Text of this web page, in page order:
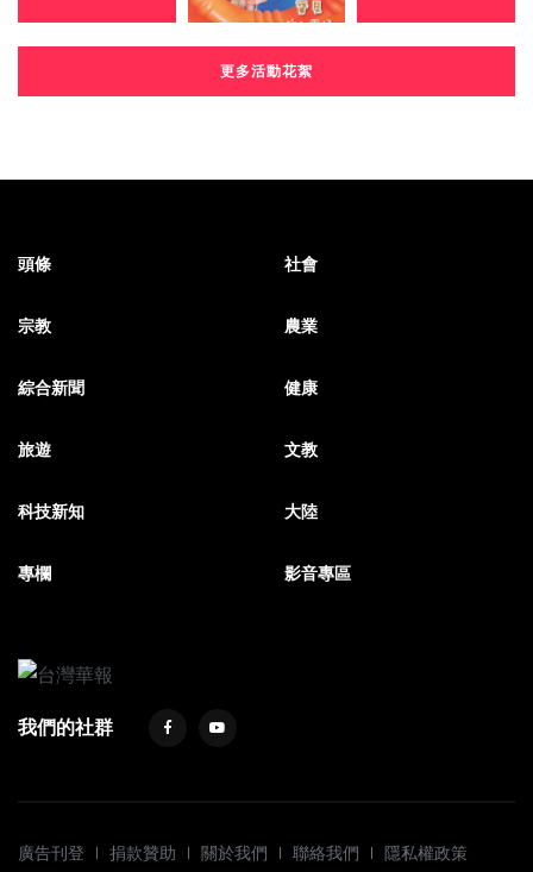
更多活動花絮
頭條 社會
宗教 農業
綜合新聞 健康
旅遊 文教
科技新知 大陸
專欄 影音專區
我們的社群
廣告刊登 捐款贊助 關於我們 聯絡我們 隱私權政策